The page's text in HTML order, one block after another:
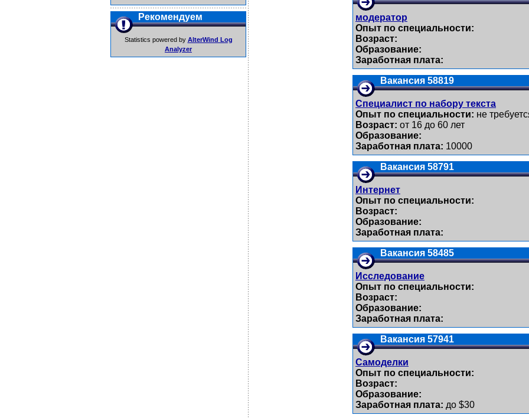
Рекомендуем
Statistics powered by AlterWind Log
Analyzer
модератор
Опыт по специальности:
Возраст:
Образование:
Заработная плата:
Вакансия 58819
Специалист по набору текста
Опыт по специальности: не
Возраст: от 16 до 60 лет
Образование:
Заработная плата: 10000
Вакансия 58791
Интернет
Опыт по специальности:
Возраст:
Образование:
Заработная плата:
Вакансия 58485
Исследование
Опыт по специальности:
Возраст:
Образование:
Заработная плата:
Вакансия 57941
Самоделки
Опыт по специальности:
Возраст:
Образование:
Заработная плата: до $30